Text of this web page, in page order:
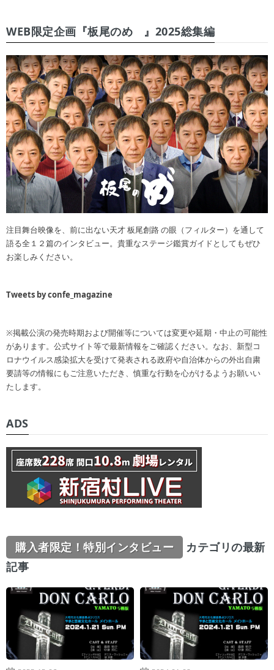
WEB限定企画『板尾のめ゙』2025総集編
注目舞台映像を、前に出ない天才 板尾創路 の眼（フィルター）を通して
語る全１２篇のインタビュー。貴重なステージ鑑賞ガイドとしてもぜひ
お楽しみください。
Tweets by confe_magazine
※掲載公演の発売時期および開催等については変更や延期・中止の可能性
があります。公式サイト等で最新情報をご確認ください。なお、新型コ
ロナウイルス感染拡大を受けて発表される政府や自治体からの外出自粛
要請等の情報にもご注意いただき、慎重な行動を心がけるようお願いい
たします。
ADS
購入者限定！特別インタビュー
カテゴリの最新
記事